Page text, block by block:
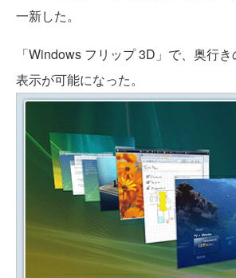
一新した。
「Windows フリップ 3D」で、奥行
表示が可能になった。